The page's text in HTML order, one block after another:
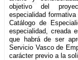
objetivo del
especialidad
Catálogo de
especialidad, creada
que habrá de ser
Servicio Vasco de
carácter previo a la